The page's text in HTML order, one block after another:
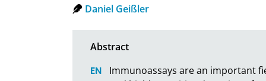
Daniel Geißler
Immunoassays are an important